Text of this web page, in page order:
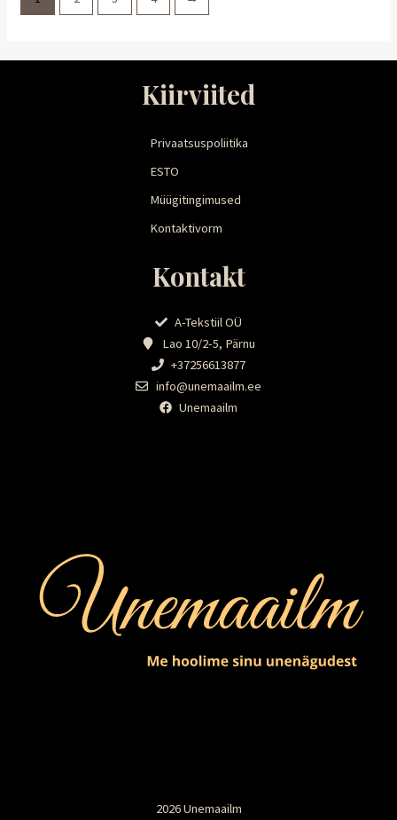
Kiirviited
Privaatsuspoliitika
ESTO
Müügitingimused
Kontaktivorm
Kontakt
A-Tekstiil OÜ
Lao 10/2-5, Pärnu
+37256613877
info@unemaailm.ee
Unemaailm
2026 Unemaailm